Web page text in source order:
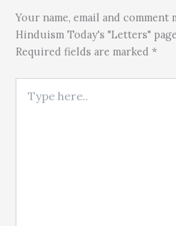
Your name, email and comment
Hinduism Today's "Letters"
Required fields are marked *